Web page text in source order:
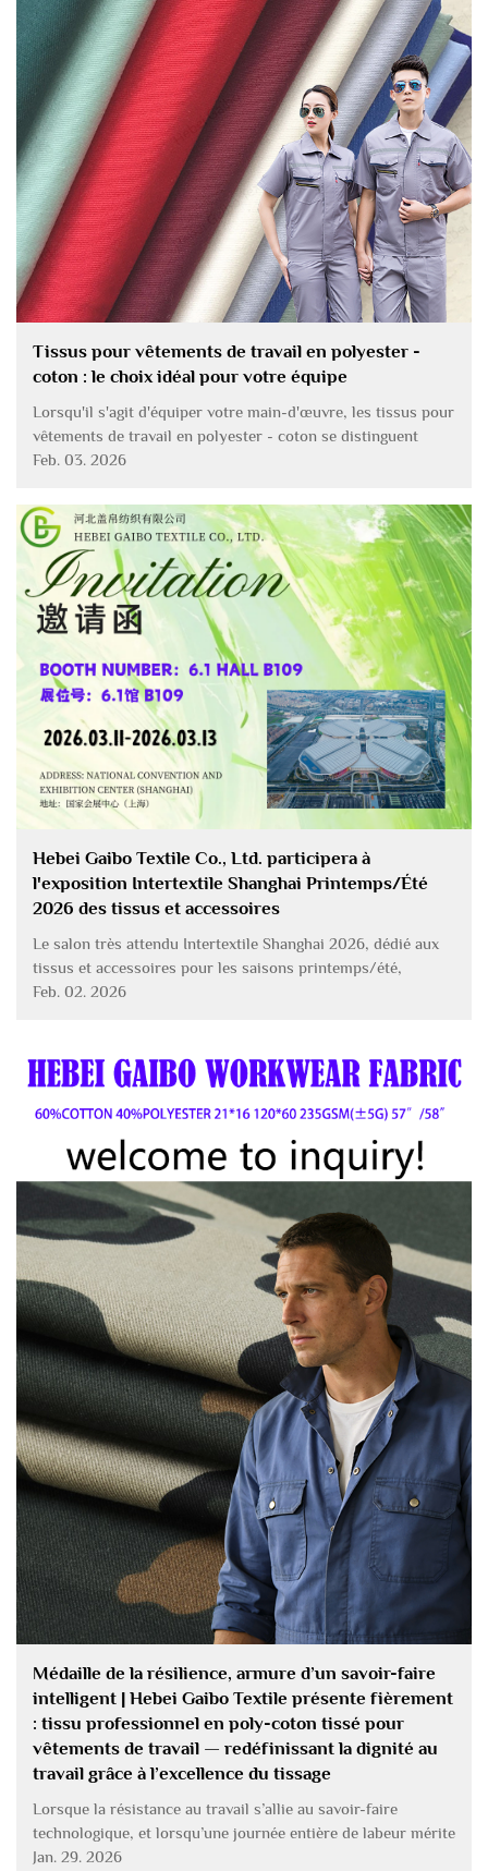
Tissus pour vêtements de travail en polyester -
coton : le choix idéal pour votre équipe
Lorsqu'il s'agit d'équiper votre main-d'œuvre, les tissus pour
vêtements de travail en polyester - coton se distinguent
comme la solution optimale. Ce mélange combine la
un tissu qui peut résister à l'épreuve...
Feb. 03. 2026
Hebei Gaibo Textile Co., Ltd. participera à
l'exposition Intertextile Shanghai Printemps/Été
2026 des tissus et accessoires
Le salon très attendu Intertextile Shanghai 2026, dédié aux
tissus et accessoires pour les saisons printemps/été,
s’ouvrira au Centre national des expositions et des congrès
Feb. 02. 2026
Médaille de la résilience, armure d’un savoir-faire
intelligent | Hebei Gaibo Textile présente fièrement
: tissu professionnel en poly-coton tissé pour
vêtements de travail — redéfinissant la dignité au
travail grâce à l’excellence du tissage
Lorsque la résistance au travail s’allie au savoir-faire
technologique, et lorsqu’une journée entière de labeur mérite
la protection la plus fiable qui soit — ce n’est pas
Jan. 29. 2026